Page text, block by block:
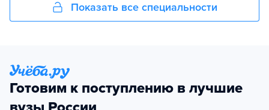
Показать все специальности
Готовим к поступлению в лучшие